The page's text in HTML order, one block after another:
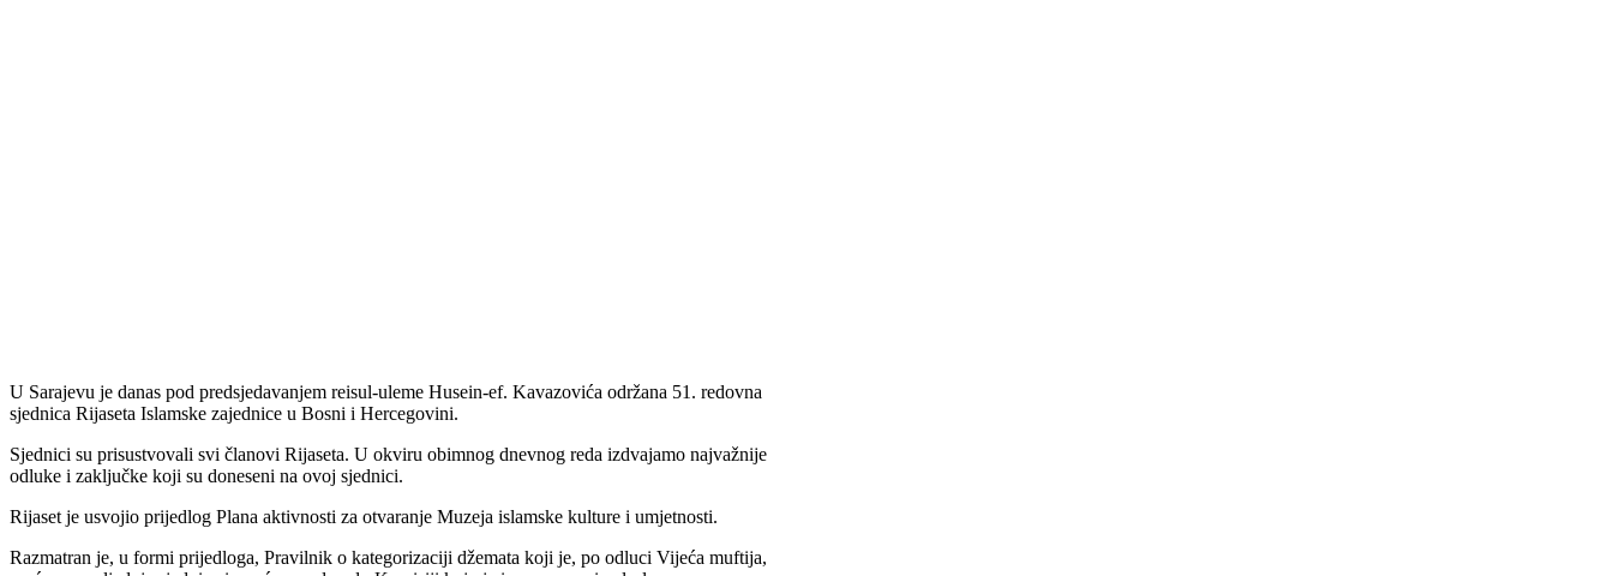
U Sarajevu je danas pod predsjedavanjem reisul-uleme Husein-ef. Kavazovića održana 51. redovna
sjednica Rijaseta Islamske zajednice u Bosni i Hercegovini.
Sjednici su prisustvovali svi članovi Rijaseta. U okviru obimnog dnevnog reda izdvajamo najvažnije
odluke i zaključke koji su doneseni na ovoj sjednici.
Rijaset je usvojio prijedlog Plana aktivnosti za otvaranje Muzeja islamske kulture i umjetnosti.
Razmatran je, u formi prijedloga, Pravilnik o kategorizaciji džemata koji je, po odluci Vijeća muftija,